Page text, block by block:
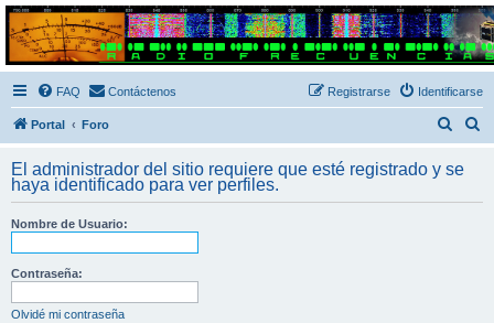
Radio Frecuencias
Foro de Radio Frecuencias
FAQ Contáctenos Identificarse
Registrarse
Portal Foro
c
s
c
El administrador del sitio requiere que esté registrado y se
haya identificado para ver perfiles.
Nombre de Usuario:
Contraseña:
Olvidé mi contraseña